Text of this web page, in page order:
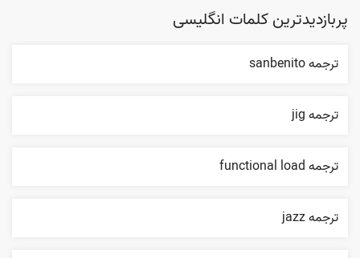
پربازدیدترین کلمات انگلیسی
ترجمه sanbenito
ترجمه jig
ترجمه functional load
ترجمه jazz